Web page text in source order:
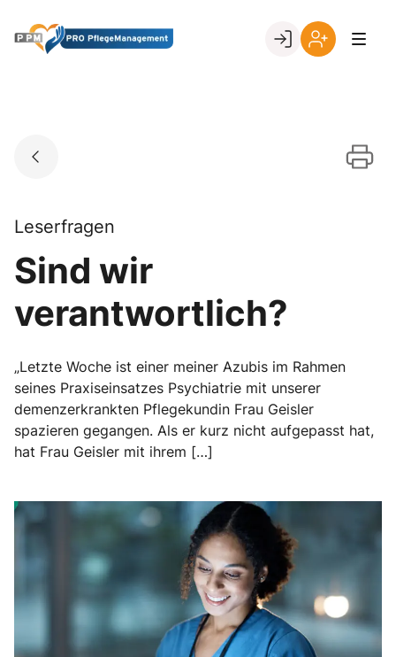
content
Go to landing page.
Leserfragen
Sind wir
verantwortlich?
„Letzte Woche ist einer meiner Azubis im Rahmen
seines Praxiseinsatzes Psychiatrie mit unserer
demenzerkrankten Pflegekundin Frau Geisler
spazieren gegangen. Als er kurz nicht aufgepasst hat,
hat Frau Geisler mit ihrem […]